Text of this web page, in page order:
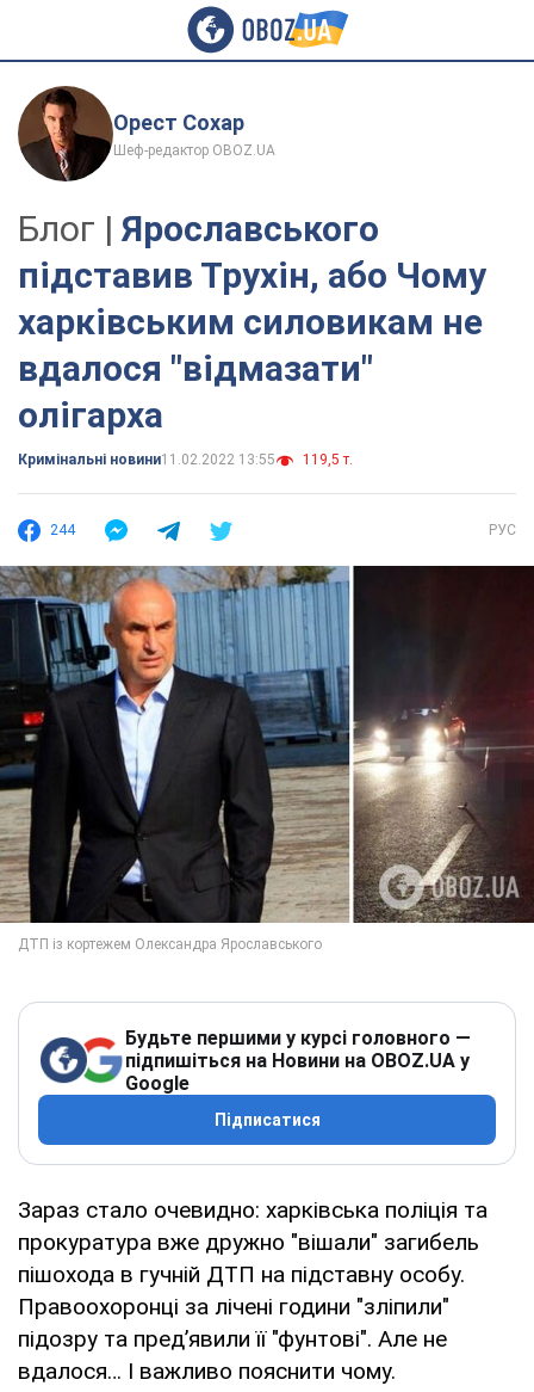
Орест Сохар
Шеф-редактор OBOZ.UA
Блог | Ярославського
підставив Трухін, або Чому
харківським силовикам не
вдалося "відмазати"
олігарха
Кримінальні новини11.02.2022 13:55 119,5 т.
244 РУС
Будьте першими у курсі головного —
підпишіться на Новини на OBOZ.UA у
Google
Підписатися
Зараз стало очевидно: харківська поліція та
прокуратура вже дружно "вішали" загибель
пішохода в гучній ДТП на підставну особу.
Правоохоронці за лічені години "зліпили"
підозру та пред’явили її "фунтові". Але не
вдалося… І важливо пояснити чому.